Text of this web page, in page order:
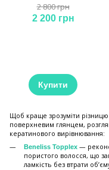
2 800 грн
2 200 грн
Купити
Щоб краще зрозуміти
поверхневим глянцем,
кератинового вирівнювання:
Beneliss Topplex —
пористого волосся, що
ламкість без втрати